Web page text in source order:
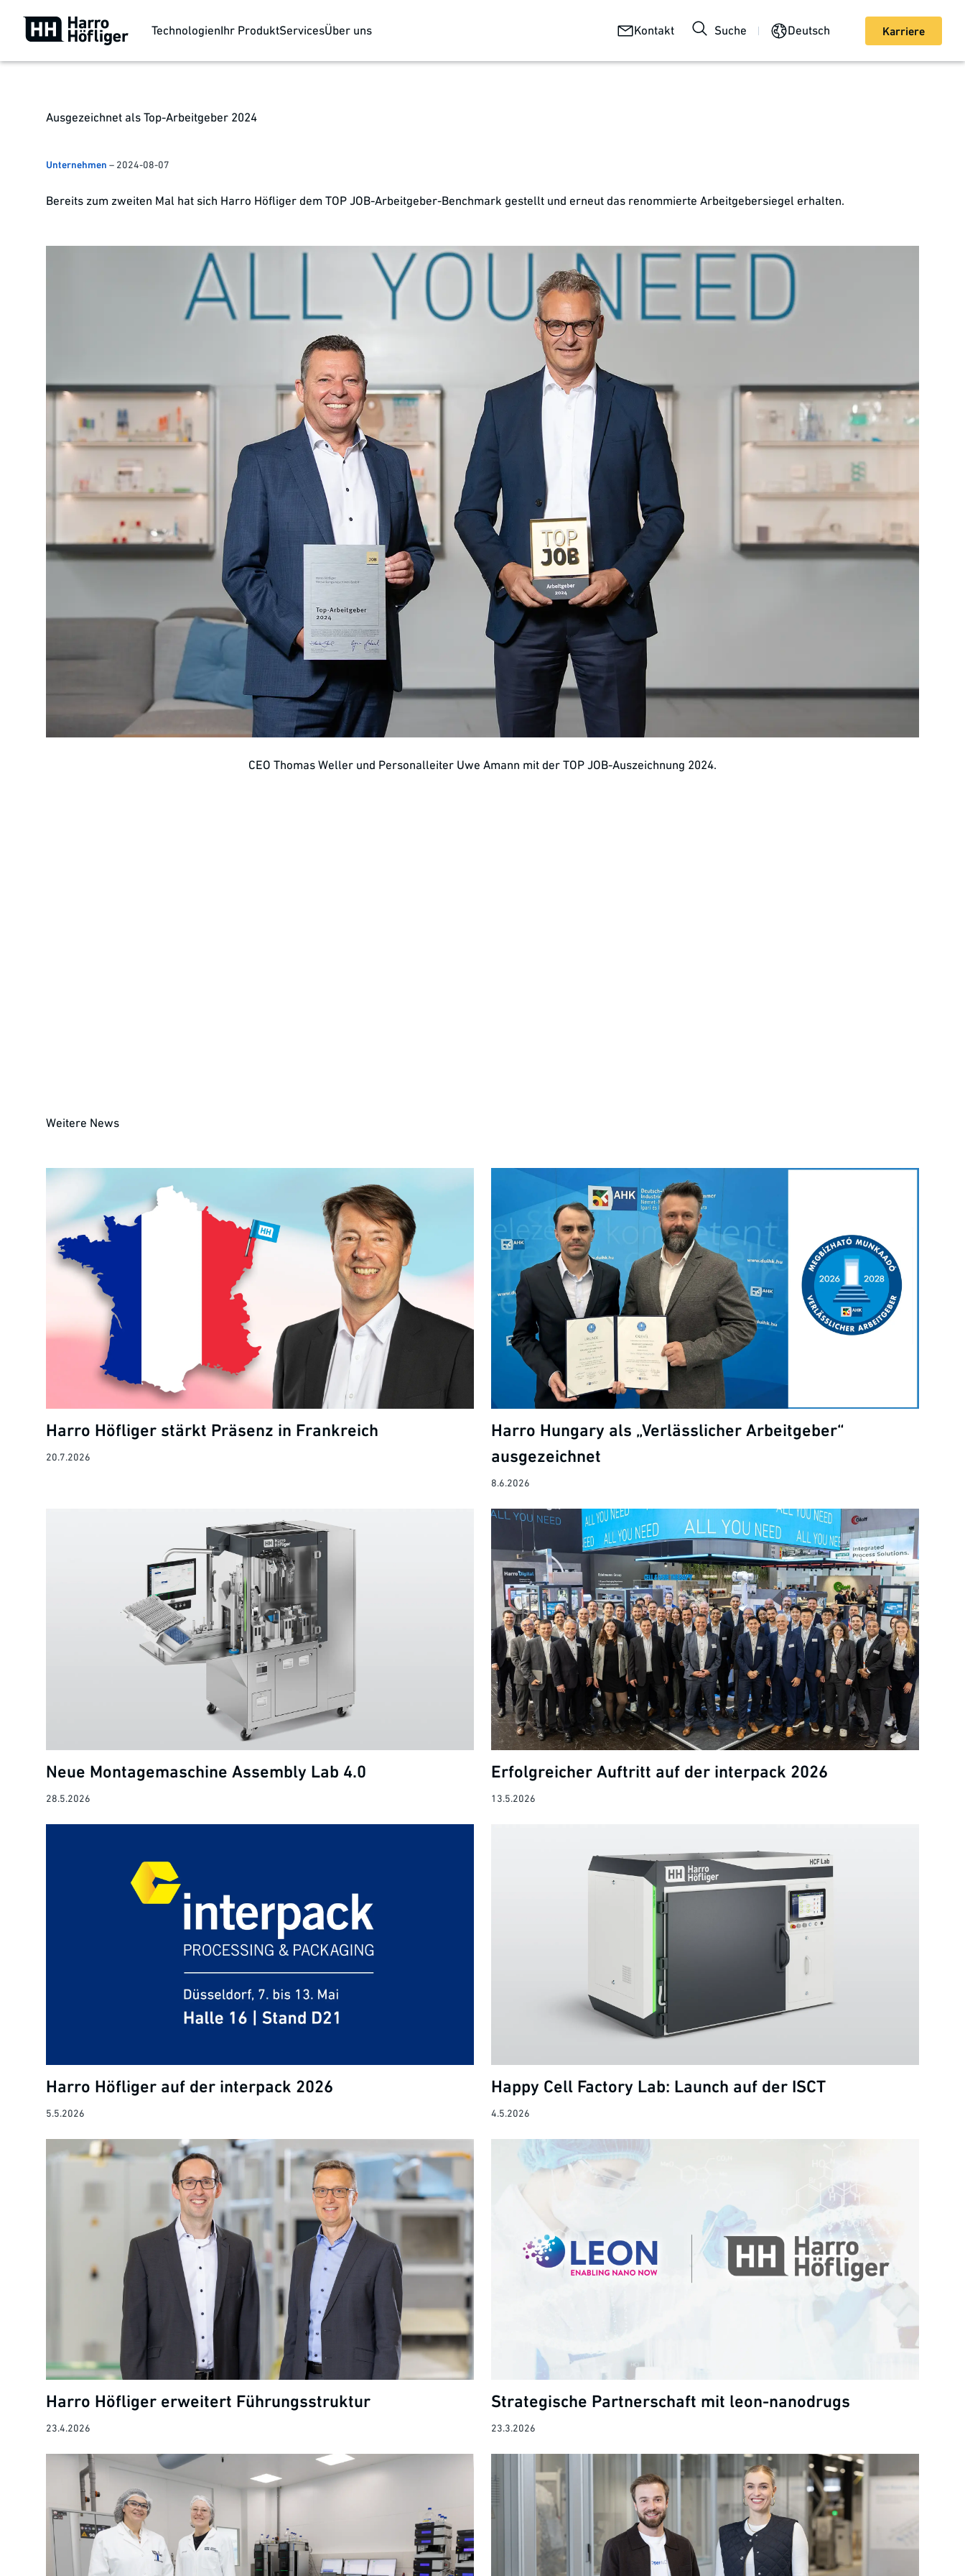
TechnologienIhr ProduktServicesÜber uns Kontakt Suche Deutsch Karriere
Ausgezeichnet als Top-Arbeitgeber 2024
Unternehmen – 2024-08-07
Bereits zum zweiten Mal hat sich Harro Höfliger dem TOP JOB-Arbeitgeber-Benchmark gestellt und erneut das renommierte Arbeitgebersiegel erhalten.
CEO Thomas Weller und Personalleiter Uwe Amann mit der TOP JOB-Auszeichnung 2024.
Weitere News
Harro Höfliger stärkt Präsenz in Frankreich
20.7.2026
Harro Hungary als „Verlässlicher Arbeitgeber“
ausgezeichnet
8.6.2026
Neue Montagemaschine Assembly Lab 4.0
28.5.2026
Erfolgreicher Auftritt auf der interpack 2026
13.5.2026
Harro Höfliger auf der interpack 2026
5.5.2026
Happy Cell Factory Lab: Launch auf der ISCT
4.5.2026
Harro Höfliger erweitert Führungsstruktur
23.4.2026
Strategische Partnerschaft mit leon-nanodrugs
23.3.2026